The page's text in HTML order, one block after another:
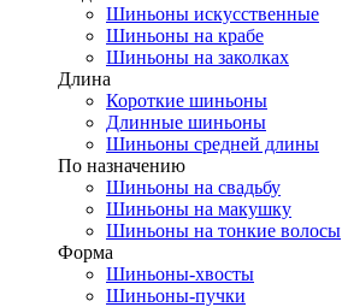
Шиньоны искусственные
Шиньоны на крабе
Шиньоны на заколках
Длина
Короткие шиньоны
Длинные шиньоны
Шиньоны средней длины
По назначению
Шиньоны на свадьбу
Шиньоны на макушку
Шиньоны на тонкие волосы
Форма
Шиньоны-хвосты
Шиньоны-пучки